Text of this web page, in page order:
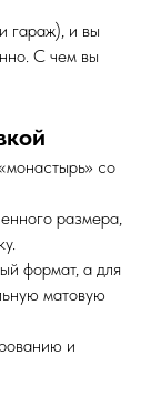
гараж), и вы
С чем вы
со
размера,
формат, а для
матовую
и